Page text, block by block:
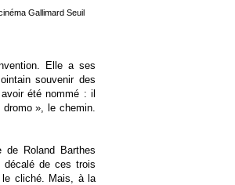
Gallimard Seuil
Elle a ses
souvenir des
été nommé : il
», le chemin.
de Roland Barthes
décalé de ces trois
le cliché. Mais, à la